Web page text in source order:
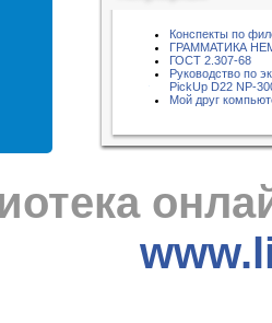
Конспекты по
ГРАММАТИКА
ГОСТ 2.307-68
Руководство по
PickUp D22 NP-
Мой друг